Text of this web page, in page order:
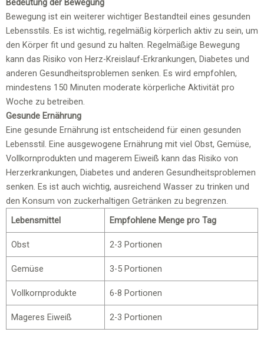
Bedeutung der Bewegung
Bewegung ist ein weiterer wichtiger Bestandteil eines gesunden
Lebensstils. Es ist wichtig, regelmäßig körperlich aktiv zu sein, um
den Körper fit und gesund zu halten. Regelmäßige Bewegung
kann das Risiko von Herz-Kreislauf-Erkrankungen, Diabetes und
anderen Gesundheitsproblemen senken. Es wird empfohlen,
mindestens 150 Minuten moderate körperliche Aktivität pro
Woche zu betreiben.
Gesunde Ernährung
Eine gesunde Ernährung ist entscheidend für einen gesunden
Lebensstil. Eine ausgewogene Ernährung mit viel Obst, Gemüse,
Vollkornprodukten und magerem Eiweiß kann das Risiko von
Herzerkrankungen, Diabetes und anderen Gesundheitsproblemen
senken. Es ist auch wichtig, ausreichend Wasser zu trinken und
den Konsum von zuckerhaltigen Getränken zu begrenzen.
Lebensmittel
Empfohlene Menge pro Tag
Obst 2-3 Portionen
Gemüse 3-5 Portionen
Vollkornprodukte 6-8 Portionen
Mageres Eiweiß 2-3 Portionen